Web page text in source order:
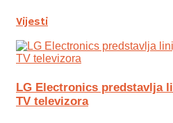
Vijesti
LG Electronics predstavlja
TV televizora